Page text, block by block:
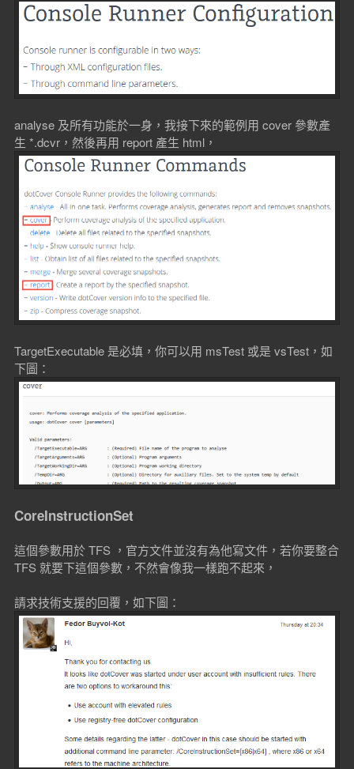
analyse 及所有功能於一身，我接下來的範例用 cover 參數產
生 *.dcvr，然後再用 report 產生 html，
TargetExecutable 是必填，你可以用 msTest 或是 vsTest，如
下圖：
CoreInstructionSet
這個參數用於 TFS ，官方文件並沒有為他寫文件，若你要整合
TFS 就要下這個參數，不然會像我一樣跑不起來，
請求技術支援的回覆，如下圖：